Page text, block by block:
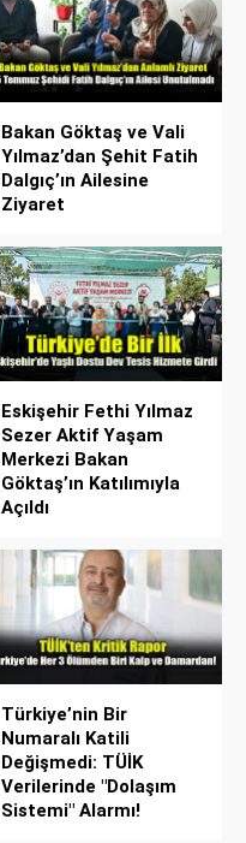
Bakan Göktaş ve Vali
Yılmaz’dan Şehit Fatih
Dalgıç’ın Ailesine
Ziyaret
Eskişehir Fethi Yılmaz
Sezer Aktif Yaşam
Merkezi Bakan
Göktaş’ın Katılımıyla
Açıldı
Türkiye’nin Bir
Numaralı Katili
Değişmedi: TÜİK
Verilerinde "Dolaşım
Sistemi" Alarmı!